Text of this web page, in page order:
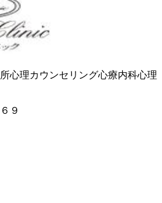
心理カウンセリング心療内科心理
９